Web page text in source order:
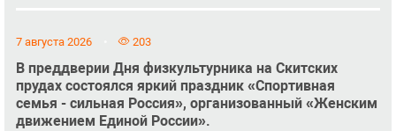
7 августа 2026 203
В преддверии Дня физкультурника на Скитских
прудах состоялся яркий праздник «Спортивная
семья - сильная Россия», организованный «Женским
движением Единой России».